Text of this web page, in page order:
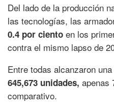
Del lado de la producción
las tecnologías, las
0.4 por ciento en los
contra el mismo lapso de
Entre todas alcanzaron
645,673 unidades, apenas
comparativo.